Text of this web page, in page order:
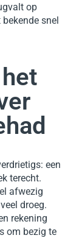
op
snel
een
terecht.
afwezig
droeg.
rekening
om bezig te